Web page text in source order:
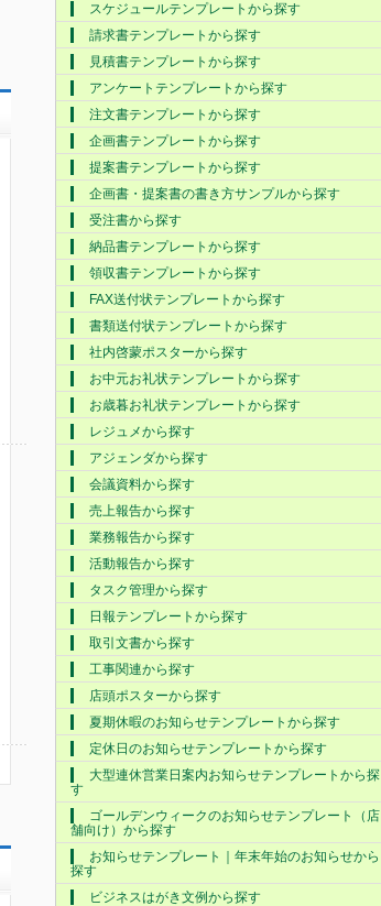
スケジュールテンプレートから探す
請求書テンプレートから探す
見積書テンプレートから探す
アンケートテンプレートから探す
注文書テンプレートから探す
企画書テンプレートから探す
提案書テンプレートから探す
企画書・提案書の書き方サンプルから探す
受注書から探す
納品書テンプレートから探す
領収書テンプレートから探す
FAX送付状テンプレートから探す
書類送付状テンプレートから探す
社内啓蒙ポスターから探す
お中元お礼状テンプレートから探す
お歳暮お礼状テンプレートから探す
レジュメから探す
アジェンダから探す
会議資料から探す
売上報告から探す
業務報告から探す
活動報告から探す
タスク管理から探す
日報テンプレートから探す
取引文書から探す
工事関連から探す
店頭ポスターから探す
夏期休暇のお知らせテンプレートから探す
定休日のお知らせテンプレートから探す
大型連休営業日案内お知らせテンプレートから探
す
ゴールデンウィークのお知らせテンプレート（店
舗向け）から探す
お知らせテンプレート｜年末年始のお知らせから
探す
ビジネスはがき文例から探す